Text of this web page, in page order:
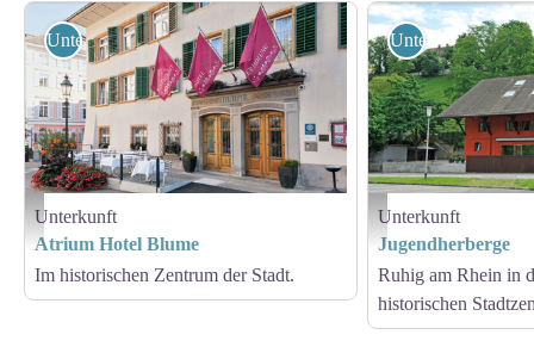
Atrium hotel Blume
Unterkunft
Unterkunft
Atrium Hotel Blume
Im historischen Zentrum der Stadt.
Auberge jeunesse
Unterkunft
Unterkunft
Jugendherberge
Ruhig am Rhein in
historischen